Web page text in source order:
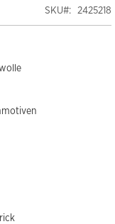
SKU
2425218